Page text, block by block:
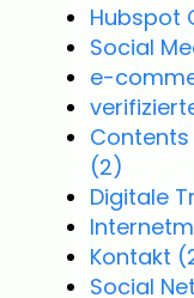
Hubspot
Social
e-
Contents
(2)
Digitale
Kontakt
Social